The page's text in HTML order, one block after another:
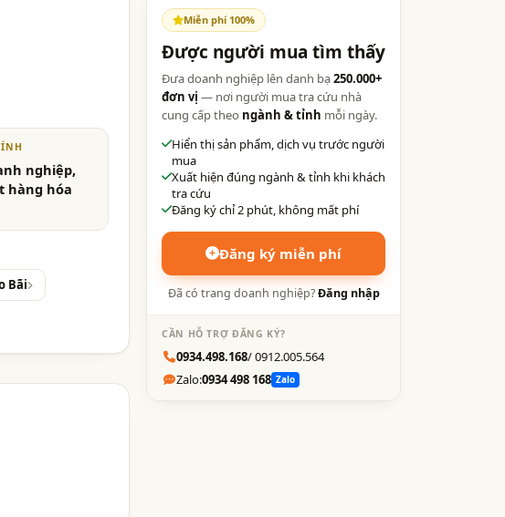
nghiệp,
hàng hóa
Bãi
Miễn phí 100%
Được người mua tìm thấy
Đưa doanh nghiệp lên danh bạ250.000+
đơn vị — nơi người mua tra cứu nhà
cung cấp theo ngành & tỉnh mỗi ngày.
Hiển thị sản phẩm, dịch vụ trước người
mua
Xuất hiện đúng ngành & tỉnh khi khách
tra cứu
Đăng ký chỉ 2 phút, không mất phí
Đăng ký miễn phí
Đã có trang doanh nghiệp?Đăng nhập
CẦN HỖ TRỢ ĐĂNG KÝ?
0934.498.168/ 0912.005.564
Zalo:0934 498 168 Zalo